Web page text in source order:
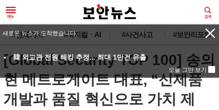
#전체기사 #피지컬ㆍAI #사건사고 #보안리포트
[Global Security TOP 100] 송의
현 메트로게이트 대표, “신제품
개발과 품질 혁신으로 가치 제
새로운 뉴스가 도착했습니다.
韓 외교관 전원 해킹 추정... 최대 1만건 유출
오늘 그만 보기